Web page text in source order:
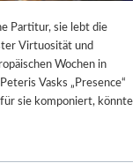
Partitur, sie lebt die
Virtuosität und
Wochen in
Vasks „Presence“
sie komponiert, könnte